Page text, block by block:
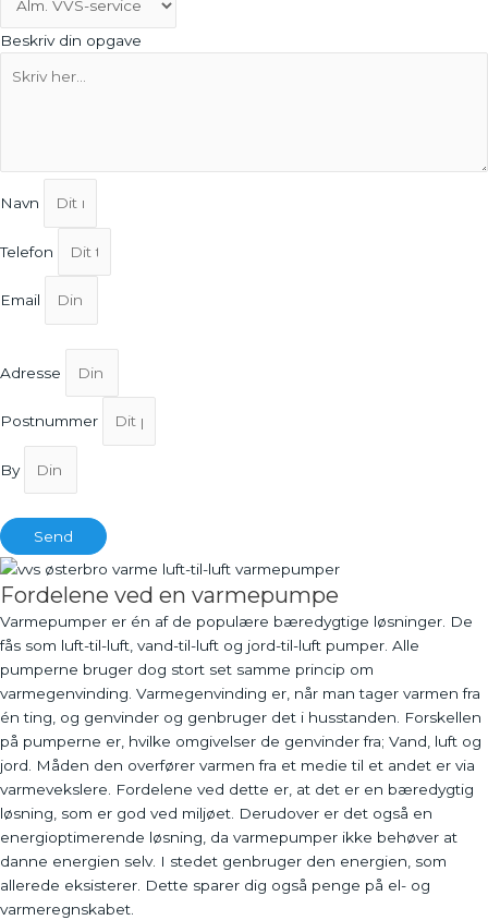
Beskriv din opgave
Navn
Telefon
Email
Adresse
Postnummer
By
Send
Fordelene ved en varmepumpe
Varmepumper er én af de populære bæredygtige løsninger. De
fås som luft-til-luft, vand-til-luft og jord-til-luft pumper. Alle
pumperne bruger dog stort set samme princip om
varmegenvinding. Varmegenvinding er, når man tager varmen fra
én ting, og genvinder og genbruger det i husstanden. Forskellen
på pumperne er, hvilke omgivelser de genvinder fra; Vand, luft og
jord. Måden den overfører varmen fra et medie til et andet er via
varmevekslere. Fordelene ved dette er, at det er en bæredygtig
løsning, som er god ved miljøet. Derudover er det også en
energioptimerende løsning, da varmepumper ikke behøver at
danne energien selv. I stedet genbruger den energien, som
allerede eksisterer. Dette sparer dig også penge på el- og
varmeregnskabet.